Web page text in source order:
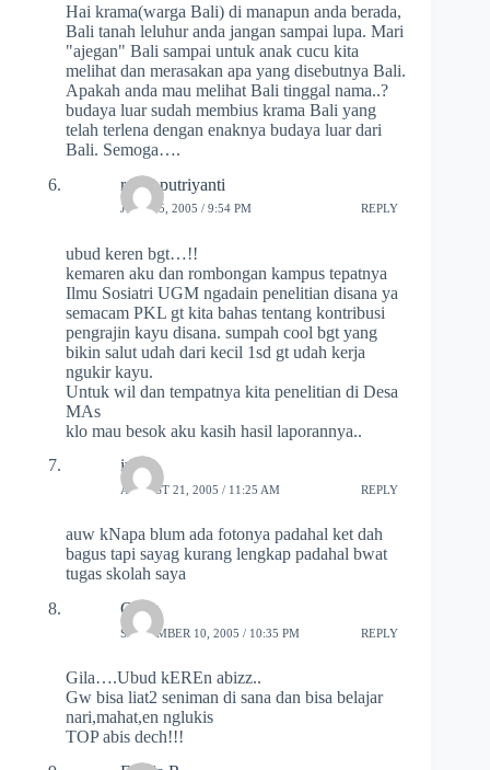
Hai krama(warga Bali) di manapun anda berada,
Bali tanah leluhur anda jangan sampai lupa. Mari
"ajegan" Bali sampai untuk anak cucu kita
melihat dan merasakan apa yang disebutnya Bali.
Apakah anda mau melihat Bali tinggal nama..?
budaya luar sudah membius krama Bali yang
telah terlena dengan enaknya budaya luar dari
Bali. Semoga….
retno putriyanti
JULY 25, 2005 / 9:54 PM REPLY
ubud keren bgt…!!
kemaren aku dan rombongan kampus tepatnya
Ilmu Sosiatri UGM ngadain penelitian disana ya
semacam PKL gt kita bahas tentang kontribusi
pengrajin kayu disana. sumpah cool bgt yang
bikin salut udah dari kecil 1sd gt udah kerja
ngukir kayu.
Untuk wil dan tempatnya kita penelitian di Desa
MAs
klo mau besok aku kasih hasil laporannya..
ivan
AUGUST 21, 2005 / 11:25 AM REPLY
auw kNapa blum ada fotonya padahal ket dah
bagus tapi sayag kurang lengkap padahal bwat
tugas skolah saya
Chisa
SEPTEMBER 10, 2005 / 10:35 PM REPLY
Gila….Ubud kEREn abizz..
Gw bisa liat2 seniman di sana dan bisa belajar
nari,mahat,en nglukis
TOP abis dech!!!